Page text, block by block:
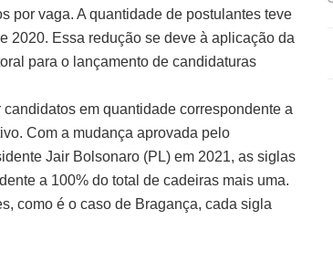
por vaga. A quantidade de postulantes teve
2020. Essa redução se deve à aplicação da
para o lançamento de candidaturas
em quantidade correspondente a
Com a mudança aprovada pelo
Jair Bolsonaro (PL) em 2021, as siglas
a 100% do total de cadeiras mais uma.
como é o caso de Bragança, cada sigla